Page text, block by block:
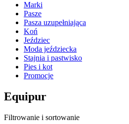
Marki
Pasze
Pasza uzupełniająca
Koń
Jeździec
Moda jeździecka
Stajnia i pastwisko
Pies i kot
Promocje
Equipur
Filtrowanie i sortowanie